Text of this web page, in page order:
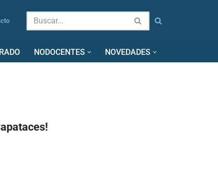
NODOCENTES NOVEDADES